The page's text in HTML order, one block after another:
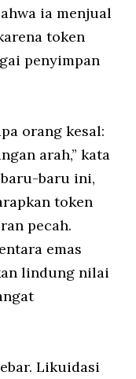
ia menjual
token
penyimpan
orang kesal:
arah,” kata
baru ini,
token
pecah.
emas
lindung nilai
Likuidasi